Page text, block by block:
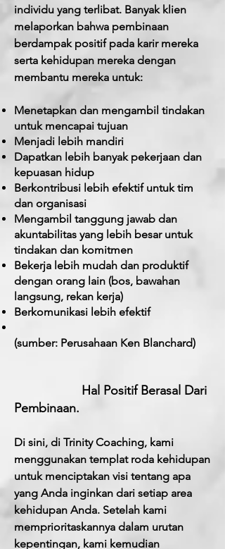
individu yang terlibat. Banyak klien
melaporkan bahwa pembinaan
berdampak positif pada karir mereka
serta kehidupan mereka dengan
membantu mereka untuk:
Menetapkan dan mengambil tindakan
untuk mencapai tujuan
Menjadi lebih mandiri
Dapatkan lebih banyak pekerjaan dan
kepuasan hidup
Berkontribusi lebih efektif untuk tim
dan organisasi
Mengambil tanggung jawab dan
akuntabilitas yang lebih besar untuk
tindakan dan komitmen
Bekerja lebih mudah dan produktif
dengan orang lain (bos, bawahan
langsung, rekan kerja)
Berkomunikasi lebih efektif
(sumber: Perusahaan Ken Blanchard)
Hal Positif Berasal Dari
Pembinaan.
Di sini, di Trinity Coaching, kami
menggunakan templat roda kehidupan
untuk menciptakan visi tentang apa
yang Anda inginkan dari setiap area
kehidupan Anda. Setelah kami
memprioritaskannya dalam urutan
kepentingan, kami kemudian